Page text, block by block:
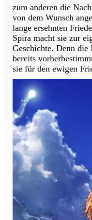
zum anderen die
von dem Wunsch
lange ersehnten
Spira macht sie zur
Geschichte. Denn
bereits
sie für den ewigen